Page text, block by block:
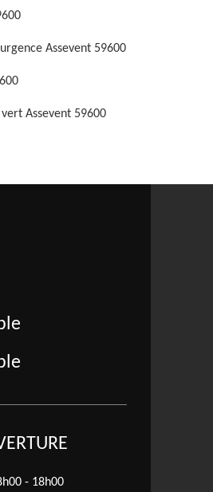
Assevent 59600
Assevent 59600
- 18h00